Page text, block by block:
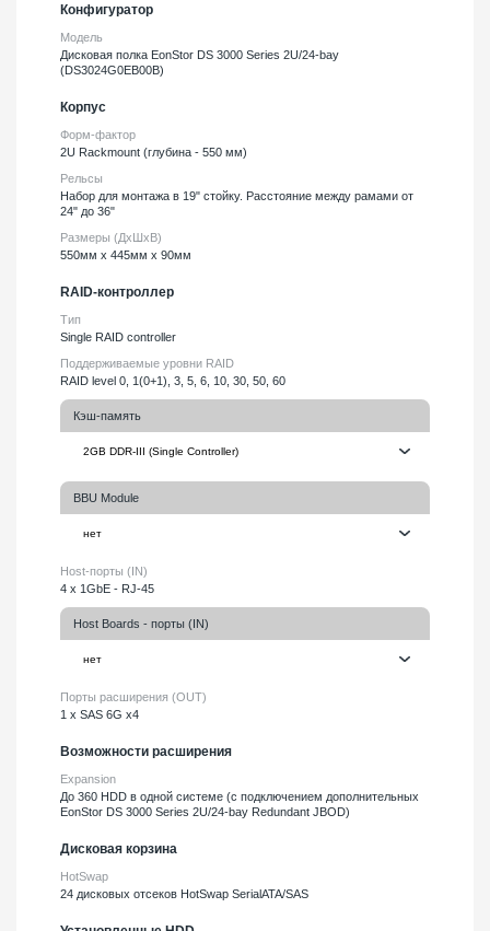
Конфигуратор
Модель
Дисковая полка EonStor DS 3000 Series 2U/24-bay
(DS3024G0EB00B)
Корпус
Форм-фактор
2U Rackmount (глубина - 550 мм)
Рельсы
Набор для монтажа в 19" стойку. Расстояние между рамами от
24" до 36"
Размеры (ДхШхВ)
550мм х 445мм х 90мм
RAID-контроллер
Тип
Single RAID controller
Поддерживаемые уровни RAID
RAID level 0, 1(0+1), 3, 5, 6, 10, 30, 50, 60
Кэш-память
BBU Module
Host-порты (IN)
4 x 1GbE - RJ-45
Host Boards - порты (IN)
Порты расширения (OUT)
1 x SAS 6G x4
Возможности расширения
Expansion
До 360 HDD в одной системе (с подключением дополнительных
EonStor DS 3000 Series 2U/24-bay Redundant JBOD)
Дисковая корзина
HotSwap
24 дисковых отсеков HotSwap SerialATA/SAS